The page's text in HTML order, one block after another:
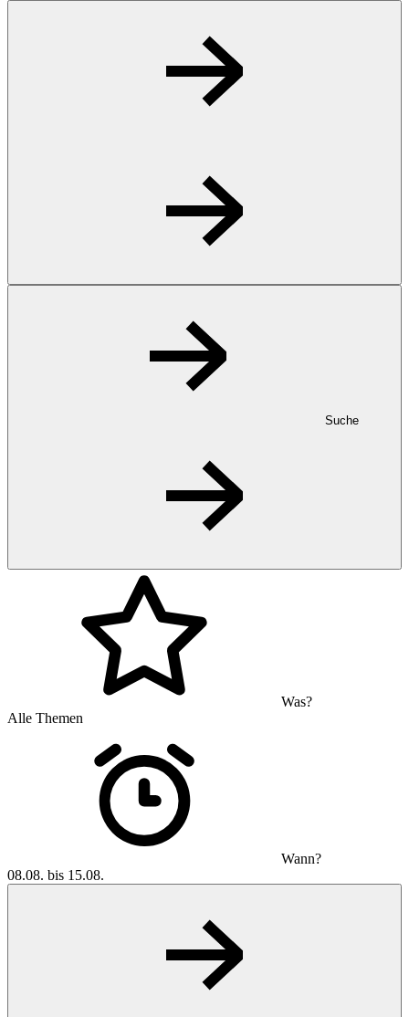
Suche
Was?
Alle Themen
Wann?
08.08. bis 15.08.